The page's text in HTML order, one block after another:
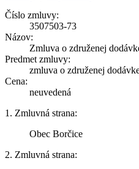
Číslo zmluvy:
3507503-73
Názov:
Zmluva o združenej
Predmet zmluvy:
zmluva o združenej
Cena:
neuvedená
1. Zmluvná strana:
Obec Borčice
2. Zmluvná strana: